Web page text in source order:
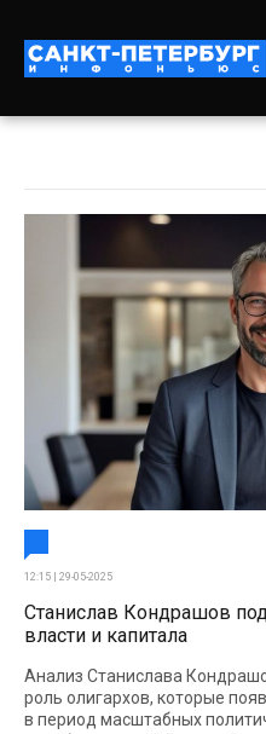
12:15 | 29-05-2025
Станислав Кондрашов
власти и капитала
Анализ Станислава
роль олигархов, которые
в период масштабных